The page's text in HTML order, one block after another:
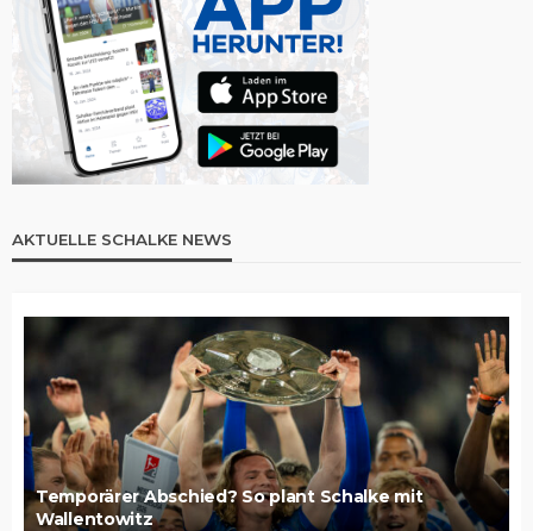
AKTUELLE SCHALKE NEWS
Temporärer Abschied? So plant Schalke mit
Wallentowitz